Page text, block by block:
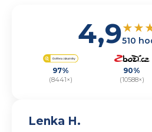
4,9★★
510
97%
(8441×)
90%
(10588×)
Lenka H.